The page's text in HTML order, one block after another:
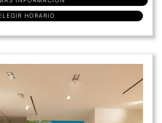
HORARIO